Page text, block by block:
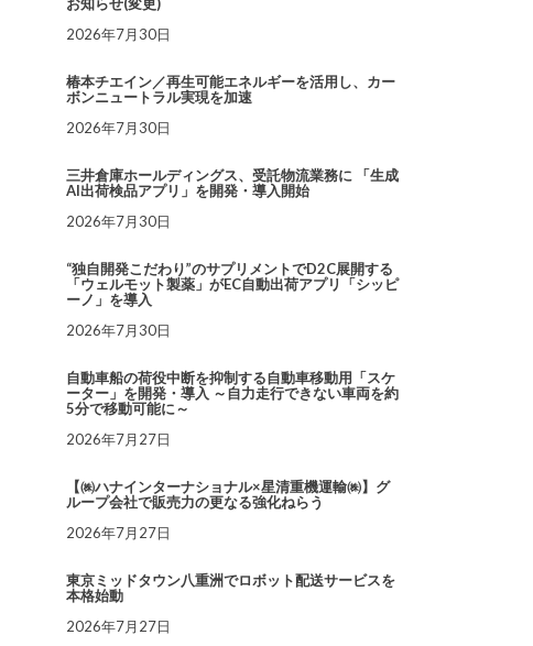
2026年7月30日
椿本チエイン／再生可能エネルギーを活用し、カー
ボンニュートラル実現を加速
2026年7月30日
三井倉庫ホールディングス、受託物流業務に 「生成
AI出荷検品アプリ」を開発・導入開始
2026年7月30日
“独自開発こだわり”のサプリメントでD2C展開する
「ウェルモット製薬」がEC自動出荷アプリ「シッピ
ーノ」を導入
2026年7月30日
自動車船の荷役中断を抑制する自動車移動用「スケ
ーター」を開発・導入 ～自力走行できない車両を約
5分で移動可能に～
2026年7月27日
【㈱ハナインターナショナル×星清重機運輸㈱】グ
ループ会社で販売力の更なる強化ねらう
2026年7月27日
東京ミッドタウン八重洲でロボット配送サービスを
本格始動
2026年7月27日